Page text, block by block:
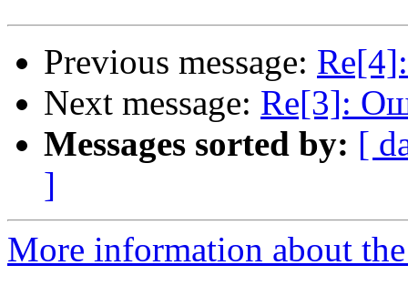
Previous message:
Next message: Re[3]:
Messages sorted by: [
]
More information about